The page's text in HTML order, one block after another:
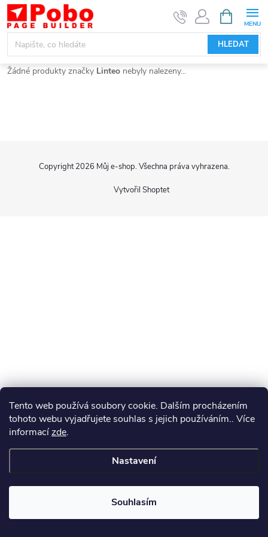
Tento web používá soubory cookie. Dalším procházením
tohoto webu vyjadřujete souhlas s jejich používáním.. Více
informacízde.
Nastavení
Souhlasím
Přejít
na
obsah
HLEDAT
NÁKUPNÍ
KOŠÍK
Žádné produkty značky Linteo nebyly nalezeny...
Vytvořil Shoptet
Copyright 2026 Můj e-shop. Všechna práva vyhrazena.